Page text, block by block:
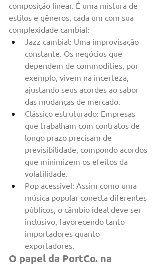
composição linear. É uma mistura de
estilos e gêneros, cada um com sua
complexidade cambial:
Jazz cambial: Uma improvisação
constante. Os negócios que
dependem de commodities, por
exemplo, vivem na incerteza,
ajustando seus acordes ao sabor
das mudanças de mercado.
Clássico estruturado: Empresas
que trabalham com contratos de
longo prazo precisam de
previsibilidade, compondo acordos
que minimizem os efeitos da
volatilidade.
Pop acessível: Assim como uma
música popular conecta diferentes
públicos, o câmbio ideal deve ser
inclusivo, favorecendo tanto
importadores quanto
exportadores.
O papel da PortCo. na